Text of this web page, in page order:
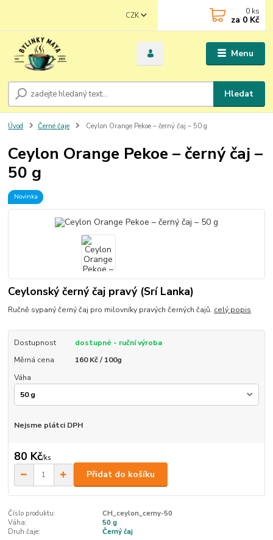
Menu
CZK
Hledat
0 ks
za 0 Kč
Úvod Černé čaje Ceylon Orange Pekoe – černý čaj – 50 g
Ceylon Orange Pekoe – černý čaj –
50 g
Novinka
Ceylonský černý čaj pravý (Srí Lanka)
Ručně sypaný černý čaj pro milovníky pravých černých čajů. celý popis
Dostupnost
dostupné - ruční výroba
Měrná cena
160 Kč / 100g
Váha
Nejsme plátci DPH
80 Kč/ks
Přidat do košíku
Číslo produktu:
CH_ceylon_cerny-50
Váha:
50 g
Druh čaje:
Černý čaj